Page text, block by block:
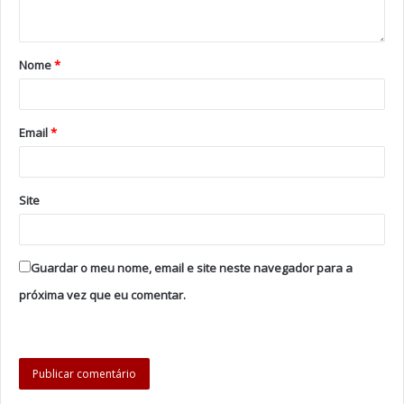
Nome*
Email*
Site
Guardar o meu nome, email e site neste navegador para a
próxima vez que eu comentar.